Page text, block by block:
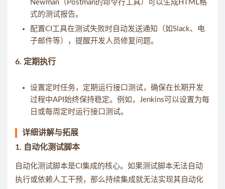
Newman（Postman的命令行工具）可以生成HTML格
式的测试报告。
配置CI工具在测试失败时自动发送通知（如Slack、电
子邮件等），提醒开发人员修复问题。
6. 定期执行
设置定时任务，定期运行接口测试，确保在长期开发
过程中API始终保持稳定。例如，Jenkins可以设置为每
日或每周定时运行接口测试。
详细讲解与拓展
1. 自动化测试脚本
自动化测试脚本是CI集成的核心。如果测试脚本无法自动
执行或依赖人工干预，那么持续集成就无法实现其自动化